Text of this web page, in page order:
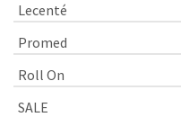
Lecenté
Promed
Roll On
SALE